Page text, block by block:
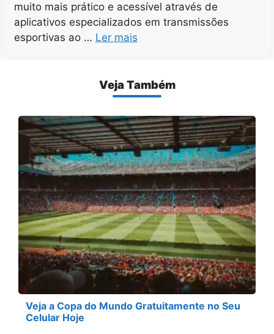
muito mais prático e acessível através de
aplicativos especializados em transmissões
esportivas ao … Ler mais
Veja Também
Veja a Copa do Mundo Gratuitamente no Seu
Celular Hoje